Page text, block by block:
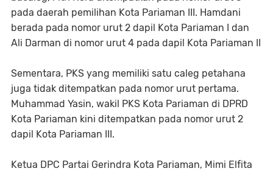
pada daerah pemilihan Kota Pariaman III. Hamdani
berada pada nomor urut 2 dapil Kota Pariaman I dan
Ali Darman di nomor urut 4 pada dapil Kota Pariaman II
Sementara, PKS yang memiliki satu caleg petahana
juga tidak ditempatkan pada nomor urut pertama.
Muhammad Yasin, wakil PKS Kota Pariaman di DPRD
Kota Pariaman kini ditempatkan pada nomor urut 2
dapil Kota Pariaman III.
Ketua DPC Partai Gerindra Kota Pariaman, Mimi Elfita